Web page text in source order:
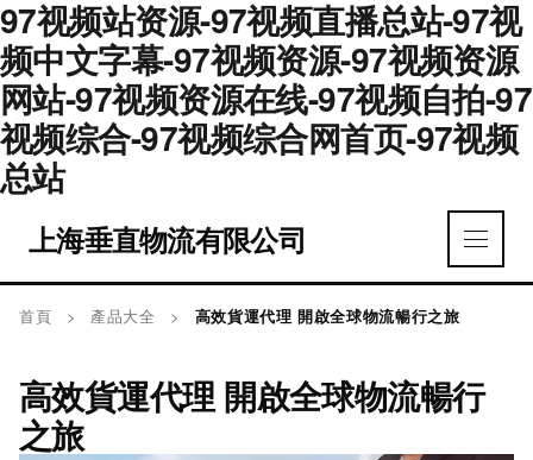
97视频站资源-97视频直播总站-97视
频中文字幕-97视频资源-97视频资源
网站-97视频资源在线-97视频自拍-97
视频综合-97视频综合网首页-97视频
总站
上海垂直物流有限公司
首頁 > 產品大全 > 高效貨運代理 開啟全球物流暢行之旅
高效貨運代理 開啟全球物流暢行
之旅